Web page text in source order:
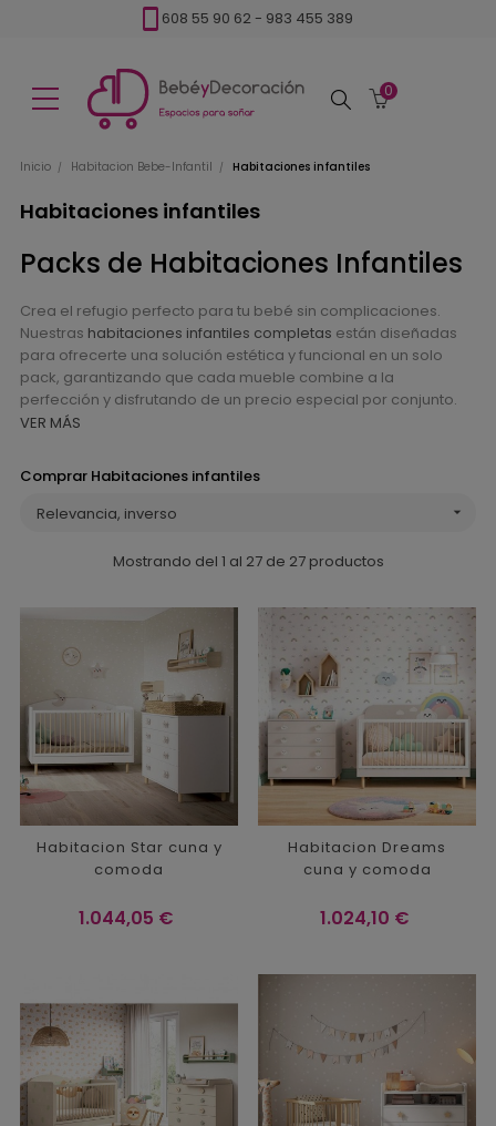
608 55 90 62 - 983 455 389
Buscar
0
Inicio Habitacion Bebe-Infantil Habitaciones infantiles
Habitaciones infantiles
Packs de Habitaciones Infantiles
Crea el refugio perfecto para tu bebé sin complicaciones.
Nuestras habitaciones infantiles completas están diseñadas
para ofrecerte una solución estética y funcional en un solo
pack, garantizando que cada mueble combine a la
perfección y disfrutando de un precio especial por conjunto.
VER MÁS
Comprar Habitaciones infantiles
Relevancia, inverso

Mostrando del 1 al 27 de 27 productos
Habitacion Star cuna y
comoda
Precio
1.044,05 €
Habitacion Dreams
cuna y comoda
Precio
1.024,10 €